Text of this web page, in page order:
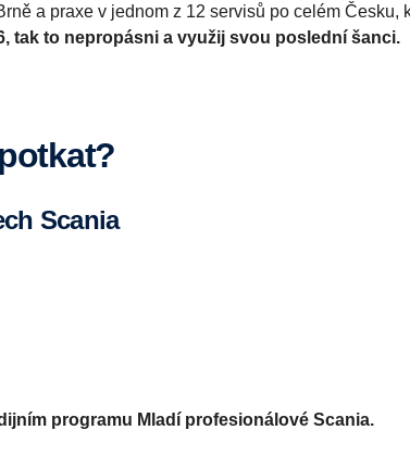
a praxe v jednom z 12 servisů po celém Česku,
tak to nepropásni a využij svou poslední šanci.
Scania
programu Mladí profesionálové Scania.